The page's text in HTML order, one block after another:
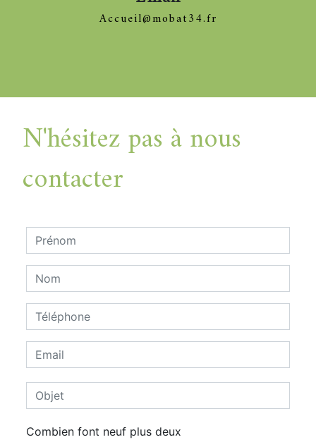
accueil@mobat34.fr
N'hésitez pas à nous
contacter
Combien font neuf plus deux